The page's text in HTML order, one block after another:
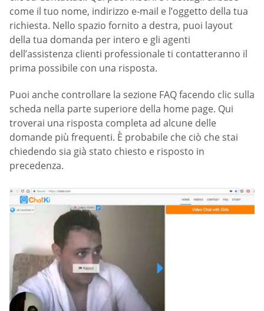
come il tuo nome, indirizzo e-mail e l’oggetto della tua
richiesta. Nello spazio fornito a destra, puoi layout
della tua domanda per intero e gli agenti
dell’assistenza clienti professionale ti contatteranno il
prima possibile con una risposta.
Puoi anche controllare la sezione FAQ facendo clic sulla
scheda nella parte superiore della home page. Qui
troverai una risposta completa ad alcune delle
domande più frequenti. È probabile che ciò che stai
chiedendo sia già stato chiesto e risposto in
precedenza.